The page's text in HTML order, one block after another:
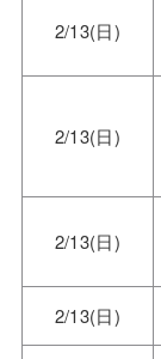
2/13(日)
2/13(日)
2/13(日)
2/13(日)